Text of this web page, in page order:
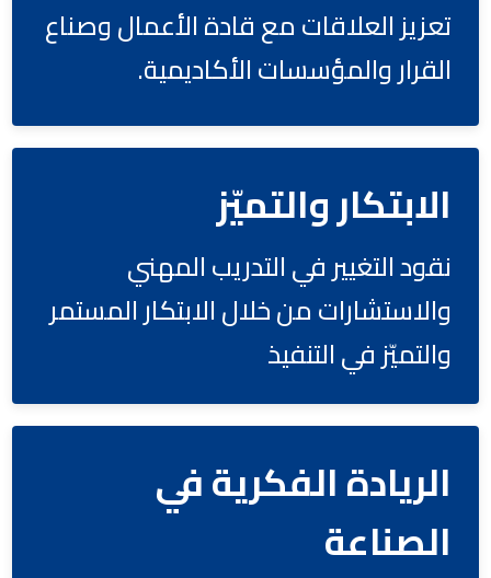
تعزيز العلاقات مع قادة الأعمال وصناع
القرار والمؤسسات الأكاديمية.
الابتكار والتميّز
نقود التغيير في التدريب المهني
والاستشارات من خلال الابتكار المستمر
والتميّز في التنفيذ
الريادة الفكرية في
الصناعة